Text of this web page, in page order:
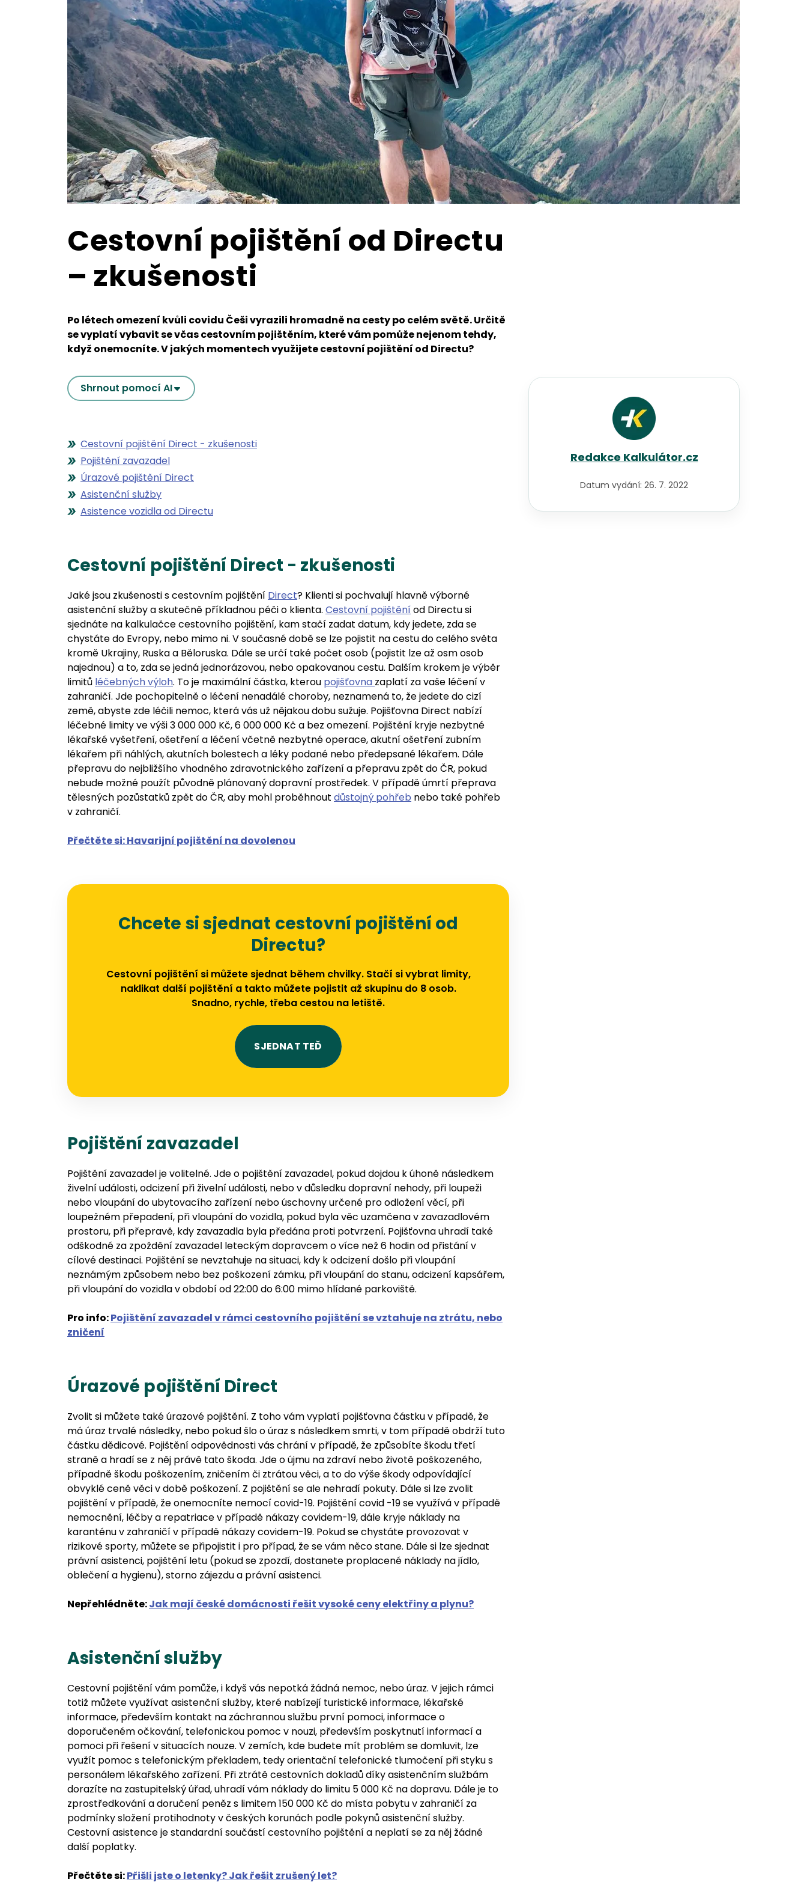
Cestovní pojištění od Directu
– zkušenosti
Po létech omezení kvůli covidu Češi vyrazili hromadně na cesty po celém světě. Určitě
se vyplatí vybavit se včas cestovním pojištěním, které vám pomůže nejenom tehdy,
když onemocníte. V jakých momentech využijete cestovní pojištění od Directu?
Shrnout pomocí AI
Cestovní pojištění Direct - zkušenosti
Pojištění zavazadel
Úrazové pojištění Direct
Asistenční služby
Asistence vozidla od Directu
Cestovní pojištění Direct - zkušenosti
Jaké jsou zkušenosti s cestovním pojištění Direct? Klienti si pochvalují hlavně výborné
asistenční služby a skutečně příkladnou péči o klienta. Cestovní pojištěníod Directu si
sjednáte na kalkulačce cestovního pojištění, kam stačí zadat datum, kdy jedete, zda se
chystáte do Evropy, nebo mimo ni. V současné době se lze pojistit na cestu do celého světa
kromě Ukrajiny, Ruska a Běloruska. Dále se určí také počet osob (pojistit lze až osm osob
najednou) a to, zda se jedná jednorázovou, nebo opakovanou cestu. Dalším krokem je výběr
limitů léčebných výloh. To je maximální částka, kterou pojišťovna zaplatí za vaše léčení v
zahraničí. Jde pochopitelně o léčení nenadálé choroby, neznamená to, že jedete do cizí
země, abyste zde léčili nemoc, která vás už nějakou dobu sužuje. Pojišťovna Direct nabízí
léčebné limity ve výši 3 000 000 Kč, 6 000 000 Kč a bez omezení. Pojištění kryje nezbytné
lékařské vyšetření, ošetření a léčení včetně nezbytné operace, akutní ošetření zubním
lékařem při náhlých, akutních bolestech a léky podané nebo předepsané lékařem. Dále
přepravu do nejbližšího vhodného zdravotnického zařízení a přepravu zpět do ČR, pokud
nebude možné použít původně plánovaný dopravní prostředek. V případě úmrtí přeprava
tělesných pozůstatků zpět do ČR, aby mohl proběhnout důstojný pohřeb nebo také pohřeb
v zahraničí.
Přečtěte si: Havarijní pojištění na dovolenou
Chcete si sjednat cestovní pojištění od
Directu?
Cestovní pojištění si můžete sjednat během chvilky. Stačí si vybrat limity,
naklikat další pojištění a takto můžete pojistit až skupinu do 8 osob.
Snadno, rychle, třeba cestou na letiště.
SJEDNAT TEĎ
Pojištění zavazadel
Pojištění zavazadel je volitelné. Jde o pojištění zavazadel, pokud dojdou k úhoně následkem
živelní události, odcizení při živelní události, nebo v důsledku dopravní nehody, při loupeži
nebo vloupání do ubytovacího zařízení nebo úschovny určené pro odložení věcí, při
loupežném přepadení, při vloupání do vozidla, pokud byla věc uzamčena v zavazadlovém
prostoru, při přepravě, kdy zavazadla byla předána proti potvrzení. Pojišťovna uhradí také
odškodné za zpoždění zavazadel leteckým dopravcem o více než 6 hodin od přistání v
cílové destinaci. Pojištění se nevztahuje na situaci, kdy k odcizení došlo při vloupání
neznámým způsobem nebo bez poškození zámku, při vloupání do stanu, odcizení kapsářem,
při vloupání do vozidla v období od 22:00 do 6:00 mimo hlídané parkoviště.
Pro info:Pojištění zavazadel v rámci cestovního pojištění se vztahuje na ztrátu, nebo
zničení
Úrazové pojištění Direct
Zvolit si můžete také úrazové pojištění. Z toho vám vyplatí pojišťovna částku v případě, že
má úraz trvalé následky, nebo pokud šlo o úraz s následkem smrti, v tom případě obdrží tuto
částku dědicové. Pojištění odpovědnosti vás chrání v případě, že způsobíte škodu třetí
straně a hradí se z něj právě tato škoda. Jde o újmu na zdraví nebo životě poškozeného,
případně škodu poškozením, zničením či ztrátou věci, a to do výše škody odpovídající
obvyklé ceně věci v době poškození. Z pojištění se ale nehradí pokuty. Dále si lze zvolit
pojištění v případě, že onemocníte nemocí covid-19. Pojištění covid -19 se využívá v případě
nemocnění, léčby a repatriace v případě nákazy covidem-19, dále kryje náklady na
karanténu v zahraničí v případě nákazy covidem-19. Pokud se chystáte provozovat v
rizikové sporty, můžete se připojistit i pro případ, že se vám něco stane. Dále si lze sjednat
právní asistenci, pojištění letu (pokud se zpozdí, dostanete proplacené náklady na jídlo,
oblečení a hygienu), storno zájezdu a právní asistenci.
Nepřehlédněte:Jak mají české domácnosti řešit vysoké ceny elektřiny a plynu?
Asistenční služby
Cestovní pojištění vám pomůže, i kdyš vás nepotká žádná nemoc, nebo úraz. V jejich rámci
totiž můžete využívat asistenční služby, které nabízejí turistické informace, lékařské
informace, především kontakt na záchrannou službu první pomoci, informace o
doporučeném očkování, telefonickou pomoc v nouzi, především poskytnutí informací a
pomoci při řešení v situacích nouze. V zemích, kde budete mít problém se domluvit, lze
využít pomoc s telefonickým překladem, tedy orientační telefonické tlumočení při styku s
personálem lékařského zařízení. Při ztrátě cestovních dokladů díky asistenčním službám
dorazíte na zastupitelský úřad, uhradí vám náklady do limitu 5 000 Kč na dopravu. Dále je to
zprostředkování a doručení peněz s limitem 150 000 Kč do místa pobytu v zahraničí za
podmínky složení protihodnoty v českých korunách podle pokynů asistenční služby.
Cestovní asistence je standardní součástí cestovního pojištění a neplatí se za něj žádné
další poplatky.
Přečtěte si:Přišli jste o letenky? Jak řešit zrušený let?
Redakce Kalkulátor.cz
Datum vydání: 26. 7. 2022